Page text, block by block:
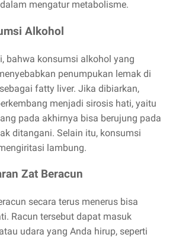
mengatur metabolisme.
Alkohol
bahwa konsumsi alkohol yang
penumpukan lemak di
fatty liver. Jika dibiarkan,
menjadi sirosis hati, yaitu
pada akhirnya bisa berujung pada
ditangani. Selain itu, konsumsi
lambung.
Zat Beracun
secara terus menerus bisa
Racun tersebut dapat masuk
udara yang Anda hirup, seperti